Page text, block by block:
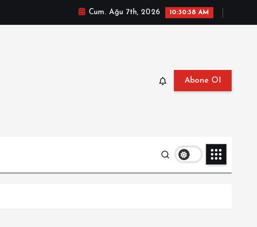
Cum. Ağu 7th, 2026 10:30:39 AM
Abone Ol